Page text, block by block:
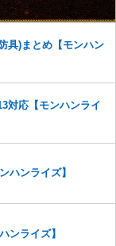
後、順次対応さ
のでご注意くだ
容の書き込みがあ
ざいますので、あら
具)まとめ【モンハン
対応【モンハンライ
ハンライズ】
ンライズ】